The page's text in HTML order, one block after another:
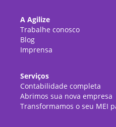
A Agilize
Trabalhe conosco
Blog
Imprensa
Serviços
Contabilidade completa
Abrimos sua nova empresa
Transformamos o seu MEI